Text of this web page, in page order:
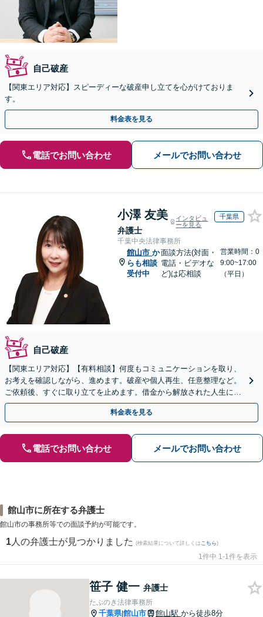
自己破産
【関東エリア対応】スピーディーな破産申し立てを心がけておりま
す。
料金表を見る
電話でお問い合わせ メールでお問い合わせ
小澤 友美
弁護士
インタビュ
ーを見る
千葉県
千葉中央法律事務所
館山市 か
らも相談
受付中
面談方法(対面・
電話・ビデオな
ど)は応相談
営業時間：0
9:00~17:00
（平日）
自己破産
【関東エリア対応】【有料相談】何度もコミュニケーションを取り、
お考えを確認しながら、進めます。破産や個人再生、任意整理など。
ご依頼後、すぐに取り立てを止めます。借金から解放された人生に向
け、ご一緒に頑張りましょう【電話・メール相談可】
料金表を見る
電話でお問い合わせ メールでお問い合わせ
館山市に所在する弁護士
館山市の事務所等での面談予約が可能です。
1 人の弁護士が見つかりました (検索結果について詳しくは こちら)
1件中 1-1件を表示
笹子 健一 弁護士
たぶのき法律事務所
千葉県|館山市 館山駅 から徒歩8分